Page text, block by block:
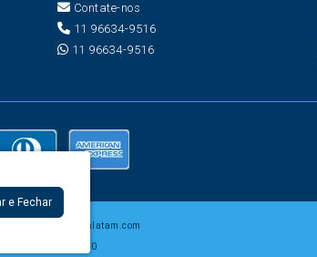
Contate-nos
11 96634-9516
11 96634-9516
07 -
www.creatalatam.com
- CEP: 06454-050
e Fechar